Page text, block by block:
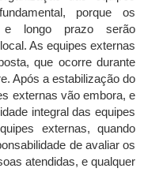
porque os
e longo prazo serão
As equipes externas
que ocorre durante
Após a estabilização do
externas vão embora, e
integral das equipes
externas, quando
de avaliar os
atendidas, e qualquer